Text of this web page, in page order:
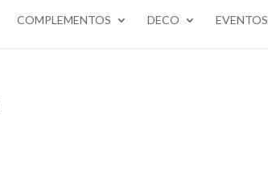
COMPLEMENTOS DECO EVENTOS